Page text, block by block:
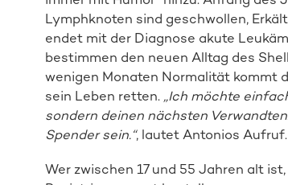
Lymphknoten sind geschwollen,
endet mit der Diagnose akute
bestimmen den neuen Alltag des
wenigen Monaten Normalität kommt
sein Leben retten. „Ich möchte
sondern deinen nächsten
Spender sein.“, lautet Antonios Aufruf.
Wer zwischen 17 und 55 Jahren alt